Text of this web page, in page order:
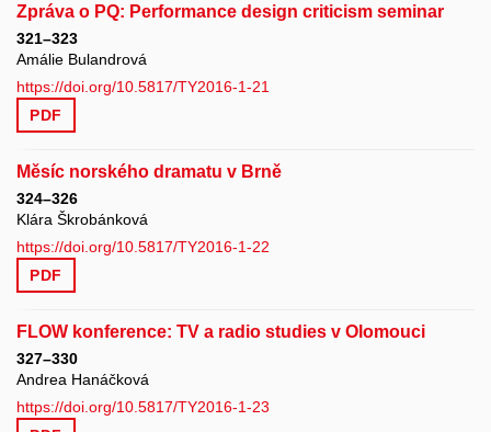
Zpráva o PQ: Performance design criticism seminar
321–323
Amálie Bulandrová
https://doi.org/10.5817/TY2016-1-21
PDF
Měsíc norského dramatu v Brně
324–326
Klára Škrobánková
https://doi.org/10.5817/TY2016-1-22
PDF
FLOW konference: TV a radio studies v Olomouci
327–330
Andrea Hanáčková
https://doi.org/10.5817/TY2016-1-23